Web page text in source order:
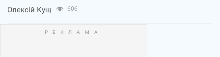
Олексій Кущ 606